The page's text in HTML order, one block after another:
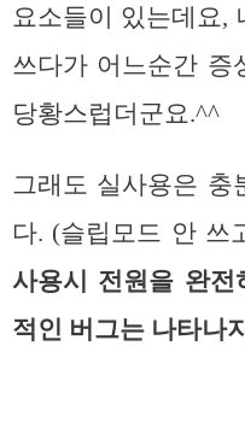
요소들이 있는데요,
쓰다가 어느순간 증
당황스럽더군요.^^
그래도 실사용은 충
다. (슬립모드 안 쓰
사용시 전원을 완
적인 버그는 나타나